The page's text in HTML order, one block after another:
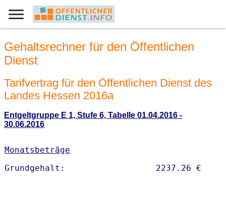
Gehaltsrechner für den Öffentlichen
Dienst
Tarifvertrag für den Öffentlichen Dienst des
Landes Hessen 2016a
Entgeltgruppe E 1, Stufe 6, Tabelle 01.04.2016 -
30.06.2016
Monatsbeträge